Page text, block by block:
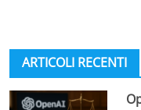
ARTICOLI RECENTI